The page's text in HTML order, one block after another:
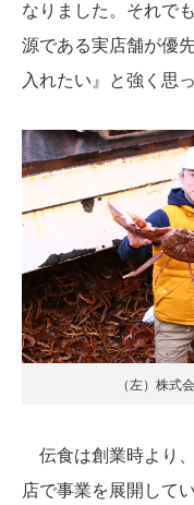
なりました。それで
源である実店舗が優
入れたい』と強く思
（左）株式
伝食は創業時より
店で事業を展開して